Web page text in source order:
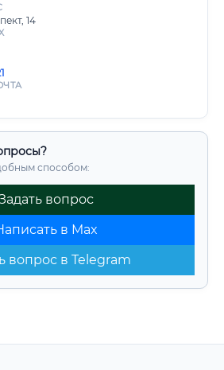
14
способом:
вопрос
в Max
вопрос в Telegram